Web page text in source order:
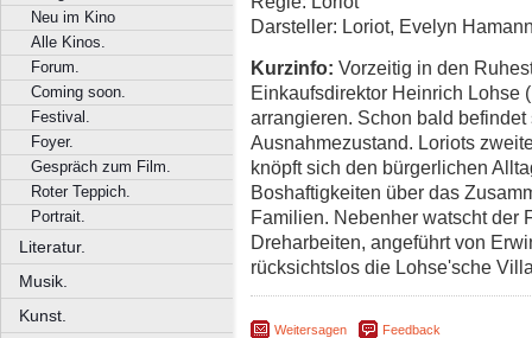
Neu im Kino
Alle Kinos.
Forum.
Coming soon.
Festival.
Foyer.
Gespräch zum Film.
Roter Teppich.
Portrait.
Literatur.
Musik.
Kunst.
Darsteller: Loriot, Evelyn
Kurzinfo: Vorzeitig in den
Einkaufsdirektor Heinrich Lohse
arrangieren. Schon bald
Ausnahmezustand. Loriots
knöpft sich den bürgerlichen
Boshaftigkeiten über das
Familien. Nebenher watscht der
Dreharbeiten, angeführt von
rücksichtslos die Lohse'sche
Weitersagen Feedback